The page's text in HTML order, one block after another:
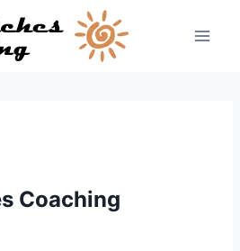
Coaching